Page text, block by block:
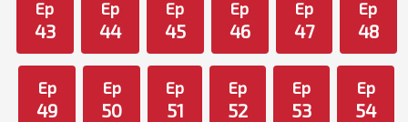
Ep
43
Ep
44
Ep
45
Ep
46
Ep
47
Ep
48
Ep
49
Ep
50
Ep
51
Ep
52
Ep
53
Ep
54